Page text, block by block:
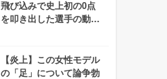
飛び込みで史上初の0点
を叩き出した選手の動画
【炎上】この女性モデル
の「足」について論争勃